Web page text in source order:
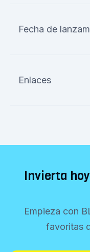
Fecha de
Enlaces
Invierta
Empieza con
favoritas